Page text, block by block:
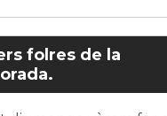
folres de la